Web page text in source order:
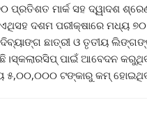
ପ୍ରତିଶତ ମାର୍କ ସହ ଦ୍ୱାଦଶ
ଦଶମ ପରୀକ୍ଷାରେ ମଧ୍ୟ
ଛାତ୍ରୀ ଓ ତୃତୀୟ
ପାଇଁ ଆବେଦନ କରୁଥିବା
୫,୦୦,୦୦୦ ଟଙ୍କାରୁ କମ୍‌